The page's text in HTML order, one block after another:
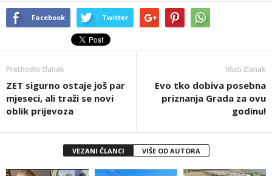
Facebook Twitter
Prethodni članak
ZET sigurno ostaje još par
mjeseci, ali traži se novi
oblik prijevoza
Idući članak
Evo tko dobiva posebna
priznanja Grada za ovu
godinu!
VEZANI ČLANCI VIŠE OD AUTORA